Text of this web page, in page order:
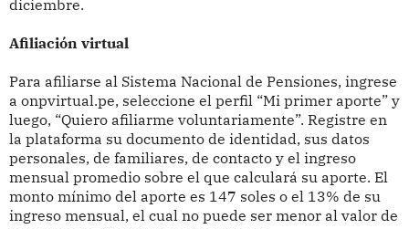
diciembre.
Afiliación virtual
Para afiliarse al Sistema Nacional de Pensiones, ingrese
a onpvirtual.pe, seleccione el perfil “Mi primer aporte” y
luego, “Quiero afiliarme voluntariamente”. Registre en
la plataforma su documento de identidad, sus datos
personales, de familiares, de contacto y el ingreso
mensual promedio sobre el que calculará su aporte. El
monto mínimo del aporte es 147 soles o el 13% de su
ingreso mensual, el cual no puede ser menor al valor de